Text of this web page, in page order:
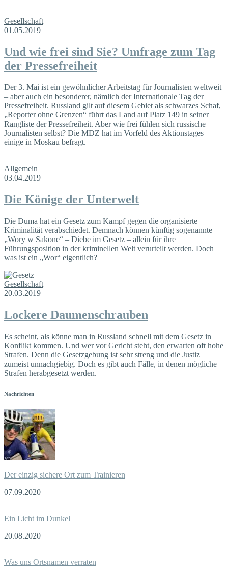
Gesellschaft
01.05.2019
Und wie frei sind Sie? Umfrage zum Tag
der Pressefreiheit
Der 3. Mai ist ein gewöhnlicher Arbeitstag für Journalisten weltweit
– aber auch ein besonderer, nämlich der Internationale Tag der
Pressefreiheit. Russland gilt auf diesem Gebiet als schwarzes Schaf,
„Reporter ohne Grenzen“ führt das Land auf Platz 149 in seiner
Rangliste der Pressefreiheit. Aber wie frei fühlen sich russische
Journalisten selbst? Die MDZ hat im Vorfeld des Aktionstages
einige in Moskau befragt.
Allgemein
03.04.2019
Die Könige der Unterwelt
Die Duma hat ein Gesetz zum Kampf gegen die organisierte
Kriminalität verabschiedet. Demnach können künftig sogenannte
„Wory w Sakone“ – Diebe im Gesetz – allein für ihre
Führungsposition in der kriminellen Welt verurteilt werden. Doch
was ist ein „Wor“ eigentlich?
Gesellschaft
20.03.2019
Lockere Daumenschrauben
Es scheint, als könne man in Russland schnell mit dem Gesetz in
Konflikt kommen. Und wer vor Gericht steht, den erwarten oft hohe
Strafen. Denn die Gesetzgebung ist sehr streng und die Justiz
zumeist unnachgiebig. Doch es gibt auch Fälle, in denen mögliche
Strafen herabgesetzt werden.
Nachrichten
Der einzig sichere Ort zum Trainieren
07.09.2020
Ein Licht im Dunkel
20.08.2020
Was uns Ortsnamen verraten